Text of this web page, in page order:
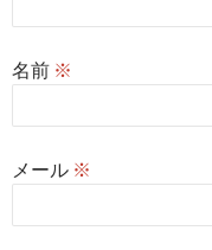
名前 ※
メール ※